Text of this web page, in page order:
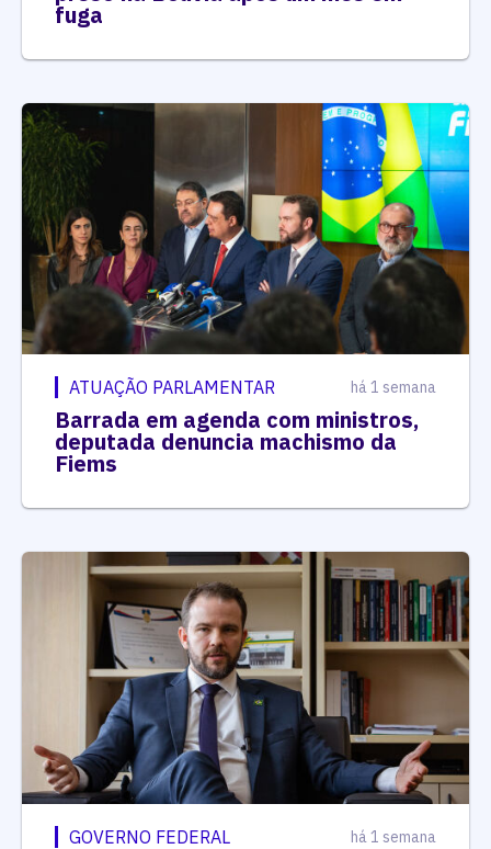
fuga
ATUAÇÃO PARLAMENTAR há 1 semana
Barrada em agenda com ministros,
deputada denuncia machismo da
Fiems
GOVERNO FEDERAL há 1 semana